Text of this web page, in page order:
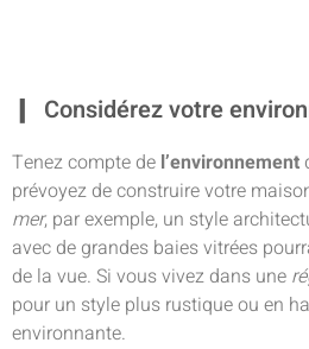
Considérez votre
Tenez compte de l’environnement
prévoyez de construire votre
mer, par exemple, un style
avec de grandes baies vitrées
de la vue. Si vous vivez dans une
pour un style plus rustique ou en
environnante.